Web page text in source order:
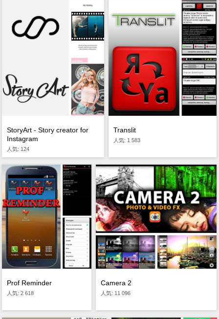
StoryArt - Story creator for
Instagram
人気: 124
Translit
人気: 1 583
Prof Reminder
人気: 2 618
Camera 2
人気: 11 096